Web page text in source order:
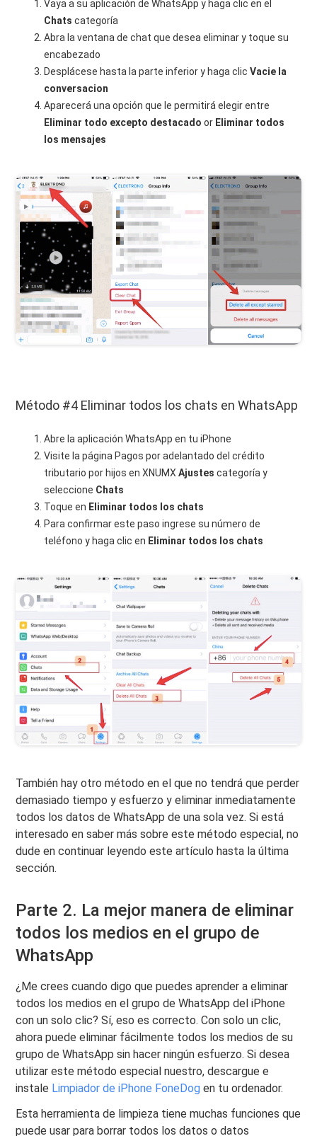
Vaya a su aplicación de WhatsApp y haga clic en el
Chats categoría
Abra la ventana de chat que desea eliminar y toque su
encabezado
Desplácese hasta la parte inferior y haga clicVacie la
conversacion
Aparecerá una opción que le permitirá elegir entre
Eliminar todo excepto destacado or Eliminar todos
los mensajes
Método #4 Eliminar todos los chats en WhatsApp
Abre la aplicación WhatsApp en tu iPhone
Visite la página Pagos por adelantado del crédito
tributario por hijos en XNUMXAjustes categoría y
seleccione Chats
Toque en Eliminar todos los chats
Para confirmar este paso ingrese su número de
teléfono y haga clic en Eliminar todos los chats
También hay otro método en el que no tendrá que perder
demasiado tiempo y esfuerzo y eliminar inmediatamente
todos los datos de WhatsApp de una sola vez. Si está
interesado en saber más sobre este método especial, no
dude en continuar leyendo este artículo hasta la última
sección.
Parte 2. La mejor manera de eliminar
todos los medios en el grupo de
WhatsApp
¿Me crees cuando digo que puedes aprender a eliminar
todos los medios en el grupo de WhatsApp del iPhone
con un solo clic? Sí, eso es correcto. Con solo un clic,
ahora puede eliminar fácilmente todos los medios de su
grupo de WhatsApp sin hacer ningún esfuerzo. Si desea
utilizar este método especial nuestro, descargue e
instale Limpiador de iPhone FoneDog en tu ordenador.
Esta herramienta de limpieza tiene muchas funciones que
puede usar para borrar todos los datos o datos